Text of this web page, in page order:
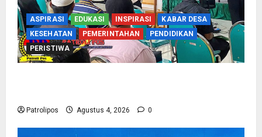
ASPIRASI EDUKASI INSPIRASI
KABAR DESA
KESEHATAN
PEMERINTAHAN
PENDIDIKAN
PERISTIWA
Patrolipos Agustus 4, 2026 0